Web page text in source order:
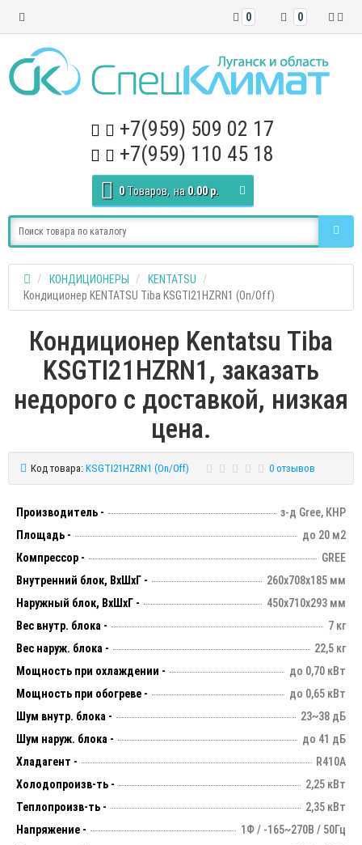
0
0
+7(959) 509 02 17
+7(959) 110 45 18
0 Tоваров, на 0.00 р.
КОНДИЦИОНЕРЫ
KENTATSU
Кондиционер KENTATSU Tiba KSGTI21HZRN1 (On/Off)
Кондиционер Kentatsu Tiba
KSGTI21HZRN1, заказать
недорого с доставкой, низкая
цена.
Код товара: KSGTI21HZRN1 (On/Off) 0 отзывов
Производитель -
з-д Gree, КНР
Площадь -
до 20 м2
Компрессор -
GREE
Внутренний блок, ВхШхГ -
260х708х185 мм
Наружный блок, ВхШхГ -
450х710х293 мм
Вес внутр. блока -
7 кг
Вес наруж. блока -
22,5 кг
Мощность при охлаждении -
до 0,70 кВт
Мощность при обогреве -
до 0,65 кВт
Шум внутр. блока -
23~38 дБ
Шум наруж. блока -
до 41 дБ
Хладагент -
R410A
Холодопроизв-ть -
2,25 кВт
Теплопроизв-ть -
2,35 кВт
Напряжение -
1Ф / -165~270В / 50Гц